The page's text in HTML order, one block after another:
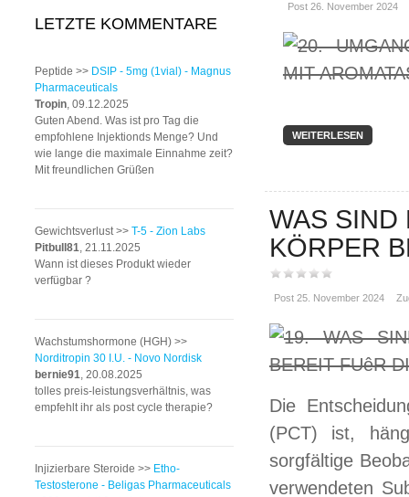
Post 26. November 2024
WEITERLESEN
WAS SIND
KÖRPER
Post 25. November 2024
Die
(PCT) ist,
sorgfältige
verwendeten
LETZTE KOMMENTARE
Peptide >> DSIP - 5mg (1vial) - Magnus
Pharmaceuticals
Tropin, 09.12.2025
Guten Abend. Was ist pro Tag die
empfohlene Injektionds Menge? Und
wie lange die maximale Einnahme zeit?
Mit freundlichen Grüßen
Gewichtsverlust >> T-5 - Zion Labs
Pitbull81, 21.11.2025
Wann ist dieses Produkt wieder
verfügbar ?
Wachstumshormone (HGH) >>
Norditropin 30 I.U. - Novo Nordisk
bernie91, 20.08.2025
tolles preis-leistungsverhältnis, was
empfehlt ihr als post cycle therapie?
Injizierbare Steroide >> Etho-
Testosterone - Beligas Pharmaceuticals